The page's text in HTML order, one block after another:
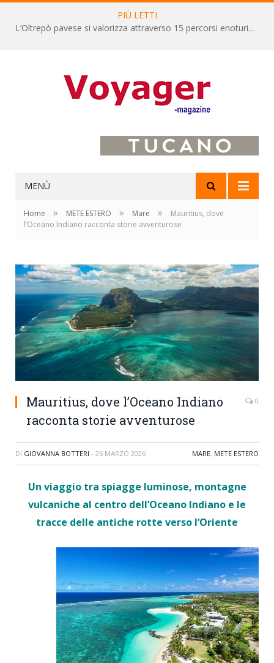
PIÙ LETTI
L’Oltrepò pavese si valorizza attraverso 15 percorsi enoturistici
MENÙ
Home » METE ESTERO » Mare »
Mauritius, dove
l’Oceano Indiano racconta storie avventurose
Mauritius, dove l’Oceano Indiano
racconta storie avventurose
0
DI GIOVANNA BOTTERI - 26 MARZO 2026 MARE, METE ESTERO
Un viaggio tra spiagge luminose, montagne
vulcaniche al centro dell’Oceano Indiano e le
tracce delle antiche rotte verso l’Oriente